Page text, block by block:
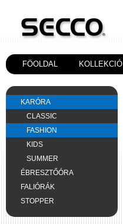
FÖOLDAL KOLLEKCIÓ
KARÓRA
CLASSIC
FASHION
KIDS
SUMMER
ÉBRESZTŐÓRA
FALIÓRÁK
STOPPER